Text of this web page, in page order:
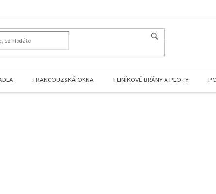
FRANCOUZSKÁ OKNA HLINÍKOVÉ BRÁNY A PLOTY